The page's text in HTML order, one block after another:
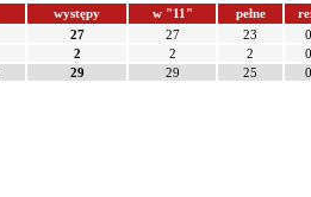
występy w "11" pełne
27 27 23
0
2 2 2
0
29 29 25 0